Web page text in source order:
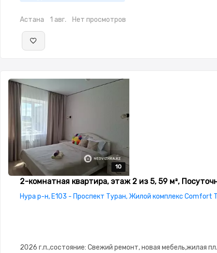
Астана 1 авг. Нет просмотров
10
10
10
10
10
2-комнатная квартира, этаж 2 из 5, 59 м²,
Нура р-н, Е103 - Проспект Туран, Жилой комплекс Comfort
2026 г.п.,состояние: Свежий ремонт, новая мебель,жилая